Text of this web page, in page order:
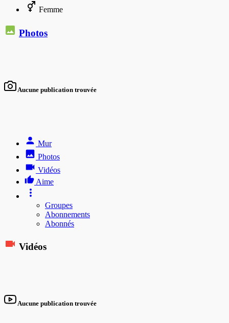
Femme
Photos
Aucune publication trouvée
Mur
Photos
Vidéos
Aime
Groupes
Abonnements
Abonnés
Vidéos
Aucune publication trouvée